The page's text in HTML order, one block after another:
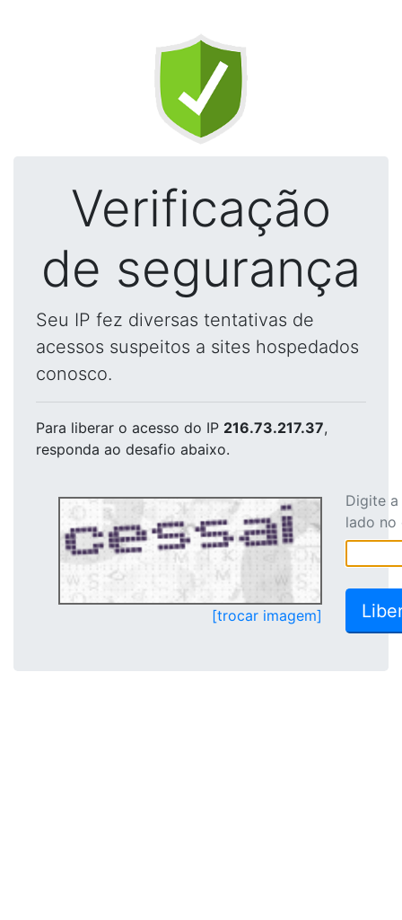
Verificação
de segurança
Seu IP fez diversas tentativas de
acessos suspeitos a sites hospedados
conosco.
Para liberar o acesso do IP 216.73.217.37,
responda ao desafio abaixo.
[trocar imagem]
Digite
lado no